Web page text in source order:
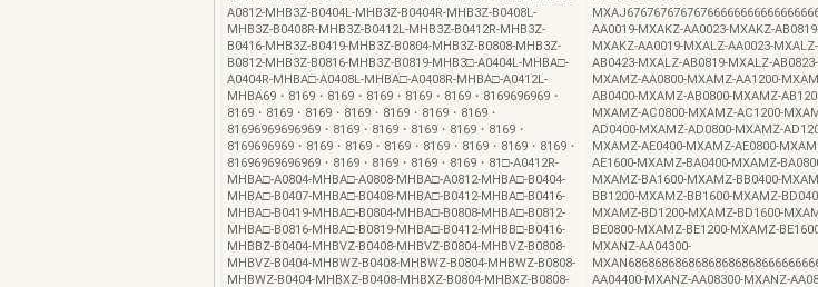
A0812-MHB3Z-B0404L-MHB3Z-B0404R-MHB3Z-B0408L-
MHB3Z-B0408R-MHB3Z-B0412L-MHB3Z-B0412R-MHB3Z-
B0416-MHB3Z-B0419-MHB3Z-B0804-MHB3Z-B0808-MHB3Z-
B0812-MHB3Z-B0816-MHB3Z-B0819-MHB3□-A0404L-MHBA□-
A0404R-MHBA□-A0408L-MHBA□-A0408R-MHBA□-A0412L-
MHBA69・8169・8169・8169・8169・8169・8169696969・
8169・8169・8169・8169・8169・8169・8169・
81696969696969・8169・8169・8169・8169・8169・
8169696969・8169・8169・8169・8169・8169・8169・8169・
81696969696969・8169・8169・8169・8169・81□-A0412R-
MHBA□-A0804-MHBA□-A0808-MHBA□-A0812-MHBA□-B0404-
MHBA□-B0407-MHBA□-B0408-MHBA□-B0412-MHBA□-B0416-
MHBA□-B0419-MHBA□-B0804-MHBA□-B0808-MHBA□-B0812-
MHBA□-B0816-MHBA□-B0819-MHBA□-B0412-MHBB□-B0416-
MHBBZ-B0404-MHBVZ-B0408-MHBVZ-B0804-MHBVZ-B0808-
MHBVZ-B0404-MHBWZ-B0408-MHBWZ-B0804-MHBWZ-B0808-
MHBWZ-B0404-MHBXZ-B0408-MHBXZ-B0804-MHBXZ-B0808-
AA0019-MXAKZ-AA0023-MXAKZ-
MXAKZ-AA0019-MXALZ-AA0023-
AB0423-MXALZ-AB0819-MXALZ-
MXAMZ-AA0800-MXAMZ-AA1200-
AB0400-MXAMZ-AB0800-MXAMZ-
MXAMZ-AC0800-MXAMZ-AC1200-
AD0400-MXAMZ-AD0800-MXAMZ-
MXAMZ-AE0400-MXAMZ-AE0800-
AE1600-MXAMZ-BA0400-MXAMZ-
MXAMZ-BA1600-MXAMZ-BB0400-
BB1200-MXAMZ-BB1600-MXAMZ-
MXAMZ-BD1200-MXAMZ-BD1600-
BE0800-MXAMZ-BE1200-MXAMZ-
MXANZ-AA04300-
AA04400-MXANZ-AA08300-MXANZ-